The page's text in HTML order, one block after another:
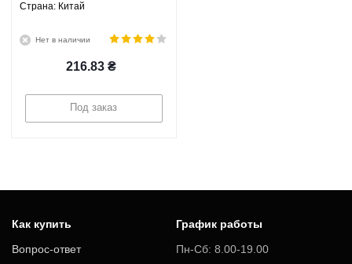
Страна: Китай
Нет в наличии
216.83 ₴
Под заказ
Как купить
Вопрос-ответ
График работы
Пн-Сб: 8.00-19.00